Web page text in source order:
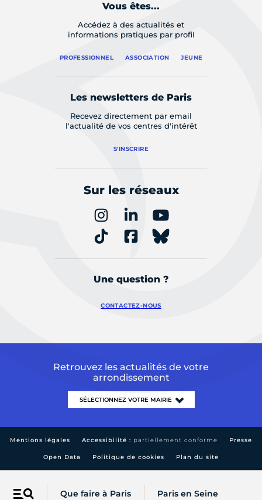
Que faire à Paris Paris en Seine
Vous êtes...
Accédez à des actualités et
informations pratiques par profil
PROFESSIONNEL ASSOCIATION JEUNE
Les newsletters de Paris
Recevez directement par email
l'actualité de vos centres d'intérêt
S'INSCRIRE
Sur les réseaux
Une question ?
CONTACTEZ-NOUS
Retrouvez les actualités de votre
arrondissement
Mentions légales Accessibilité : partiellement conforme Presse
Open Data Politique de cookies Plan du site